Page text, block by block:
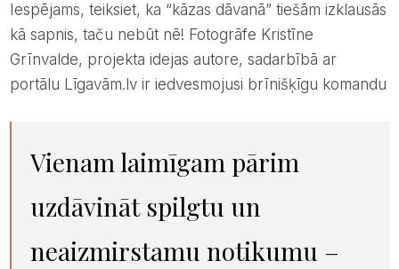
Iespējams, teiksiet, ka “kāzas dāvanā” tiešām izklausās
kā sapnis, taču nebūt nē! Fotogrāfe Kristīne
Grīnvalde, projekta idejas autore, sadarbībā ar
portālu Līgavām.lv ir iedvesmojusi brīnišķīgu komandu
vienam laimīgam pārim
uzdāvināt spilgtu un
neaizmirstamu notikumu –